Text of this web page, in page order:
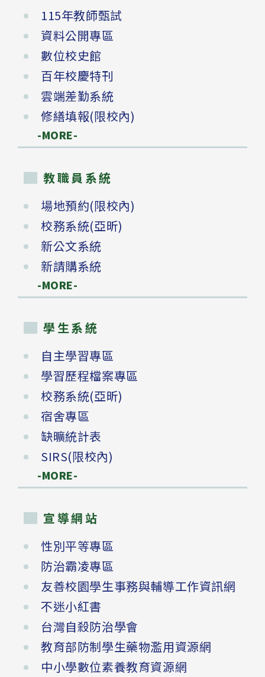
115年教師甄試
資料公開專區
數位校史館
百年校慶特刊
雲端差勤系統
修繕填報(限校內)
-MORE-
教職員系統
場地預約(限校內)
校務系統(亞昕)
新公文系統
新請購系統
-MORE-
學生系統
自主學習專區
學習歷程檔案專區
校務系統(亞昕)
宿舍專區
缺曠統計表
SIRS(限校內)
-MORE-
宣導網站
性別平等專區
防治霸凌專區
友善校園學生事務與輔導工作資訊網
不迷小紅書
台灣自殺防治學會
教育部防制學生藥物濫用資源網
中小學數位素養教育資源網